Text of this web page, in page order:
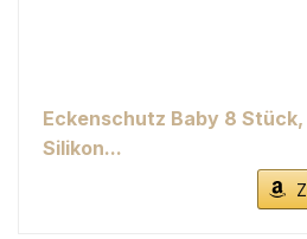
Eckenschutz Baby 8
Silikon...